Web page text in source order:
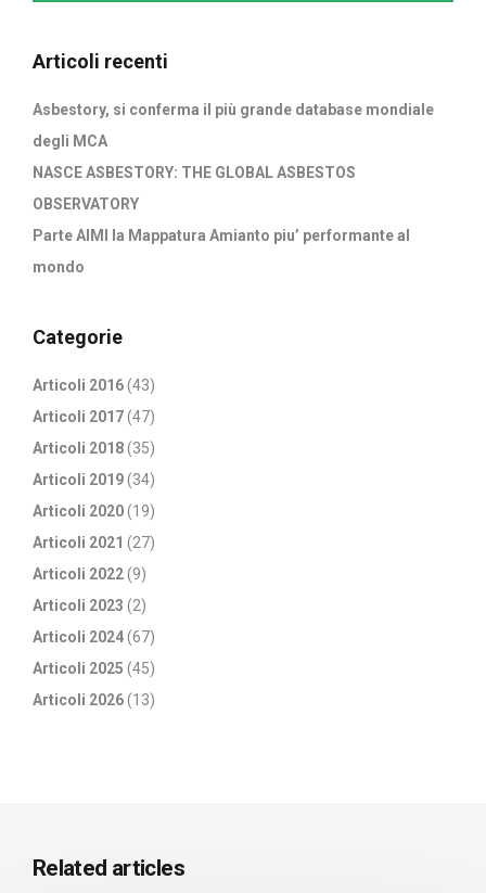
Articoli recenti
Asbestory, si conferma il più grande database mondiale
degli MCA
NASCE ASBESTORY: THE GLOBAL ASBESTOS
OBSERVATORY
Parte AIMI la Mappatura Amianto piu’ performante al
mondo
Categorie
Articoli 2016(43)
Articoli 2017(47)
Articoli 2018(35)
Articoli 2019(34)
Articoli 2020(19)
Articoli 2021 (27)
Articoli 2022(9)
Articoli 2023 (2)
Articoli 2024(67)
Articoli 2025 (45)
Articoli 2026(13)
Related articles